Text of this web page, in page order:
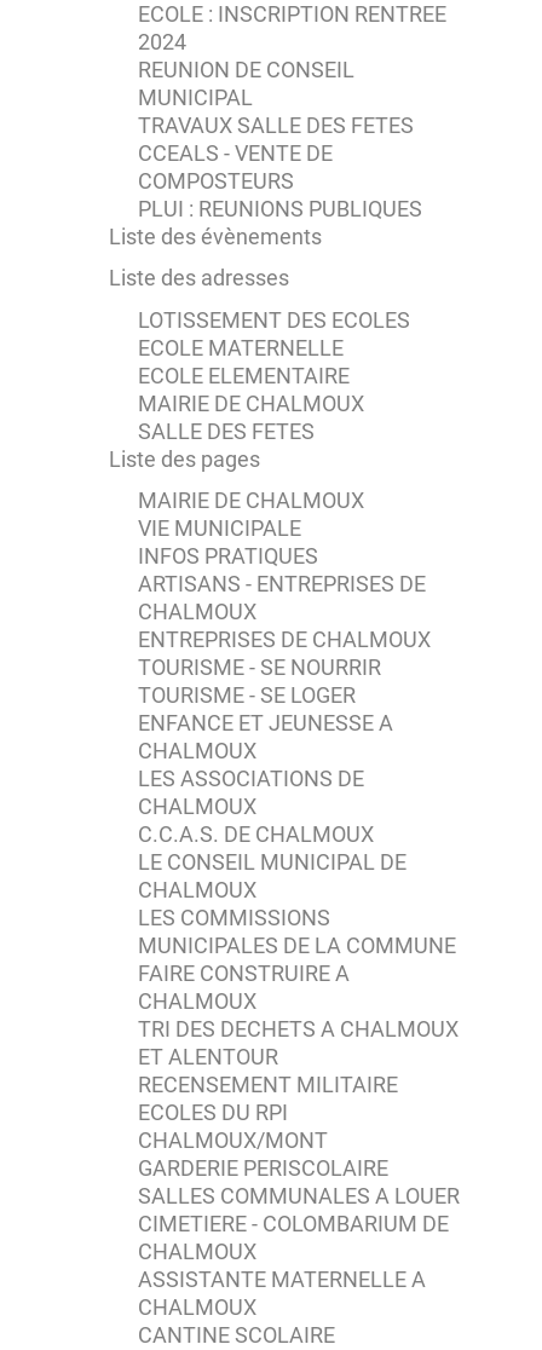
ECOLE : INSCRIPTION RENTREE
2024
REUNION DE CONSEIL
MUNICIPAL
TRAVAUX SALLE DES FETES
CCEALS - VENTE DE
COMPOSTEURS
PLUI : REUNIONS PUBLIQUES
Liste des évènements
Liste des adresses
LOTISSEMENT DES ECOLES
ECOLE MATERNELLE
ECOLE ELEMENTAIRE
MAIRIE DE CHALMOUX
SALLE DES FETES
Liste des pages
MAIRIE DE CHALMOUX
VIE MUNICIPALE
INFOS PRATIQUES
ARTISANS - ENTREPRISES DE
CHALMOUX
ENTREPRISES DE CHALMOUX
TOURISME - SE NOURRIR
TOURISME - SE LOGER
ENFANCE ET JEUNESSE A
CHALMOUX
LES ASSOCIATIONS DE
CHALMOUX
C.C.A.S. DE CHALMOUX
LE CONSEIL MUNICIPAL DE
CHALMOUX
LES COMMISSIONS
MUNICIPALES DE LA COMMUNE
FAIRE CONSTRUIRE A
CHALMOUX
TRI DES DECHETS A CHALMOUX
ET ALENTOUR
RECENSEMENT MILITAIRE
ECOLES DU RPI
CHALMOUX/MONT
GARDERIE PERISCOLAIRE
SALLES COMMUNALES A LOUER
CIMETIERE - COLOMBARIUM DE
CHALMOUX
ASSISTANTE MATERNELLE A
CHALMOUX
CANTINE SCOLAIRE